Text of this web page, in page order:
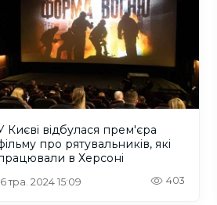
Києві відбулася прем'єра
про рятувальників, які
в Херсоні
тра. 2024 15:09 403